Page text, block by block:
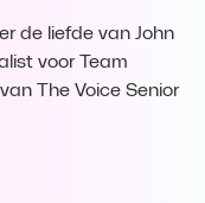
de liefde van John
voor Team
The Voice Senior